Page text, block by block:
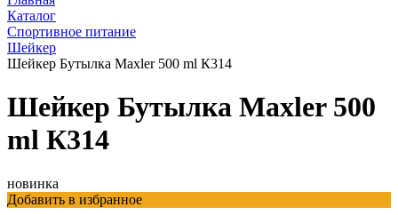
Каталог
Спортивное питание
Шейкер
Шейкер Бутылка Maxler 500 ml К314
Шейкер Бутылка Maxler 500
ml К314
новинка
Добавить в избранное